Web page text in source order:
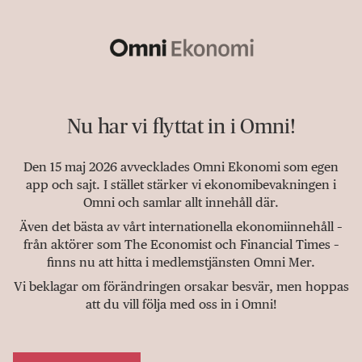
Nu har vi flyttat in i Omni!
Den 15 maj 2026 avvecklades Omni Ekonomi som egen
app och sajt. I stället stärker vi ekonomibevakningen i
Omni och samlar allt innehåll där.
Även det bästa av vårt internationella ekonomiinnehåll –
från aktörer som The Economist och Financial Times –
finns nu att hitta i medlemstjänsten Omni Mer.
Vi beklagar om förändringen orsakar besvär, men hoppas
att du vill följa med oss in i Omni!